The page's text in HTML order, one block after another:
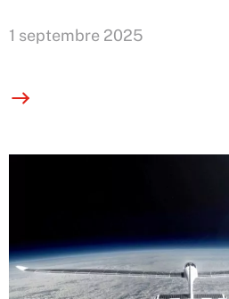
1 septembre 2025